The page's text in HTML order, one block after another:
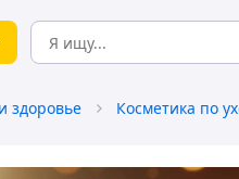
здоровье Косметика по